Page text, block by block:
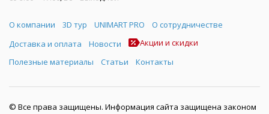
Меню
О компании 3D тур UNIMART PRO
О сотрудничестве
Доставка и оплата
Новости
Акции и скидки
Полезные материалы
Статьи Контакты
© Все права защищены. Информация сайта защищена законом